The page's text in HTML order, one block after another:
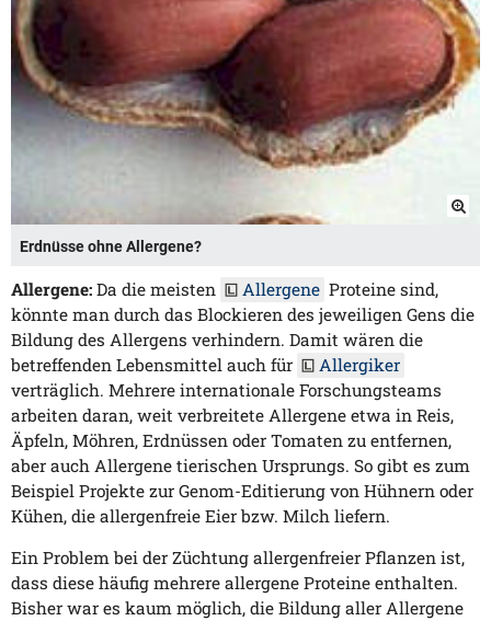
Erdnüsse ohne Allergene?
Allergene: Da die meisten Allergene Proteine sind,
könnte man durch das Blockieren des jeweiligen Gens die
Bildung des Allergens verhindern. Damit wären die
betreffenden Lebensmittel auch für
Allergiker
verträglich. Mehrere internationale Forschungsteams
arbeiten daran, weit verbreitete Allergene etwa in Reis,
Äpfeln, Möhren, Erdnüssen oder Tomaten zu entfernen,
aber auch Allergene tierischen Ursprungs. So gibt es zum
Beispiel Projekte zur Genom-Editierung von Hühnern oder
Kühen, die allergenfreie Eier bzw. Milch liefern.
Ein Problem bei der Züchtung allergenfreier Pflanzen ist,
dass diese häufig mehrere allergene Proteine enthalten.
Bisher war es kaum möglich, die Bildung aller Allergene